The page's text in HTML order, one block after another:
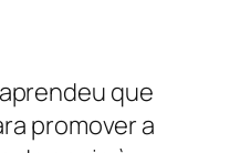
que
promover a